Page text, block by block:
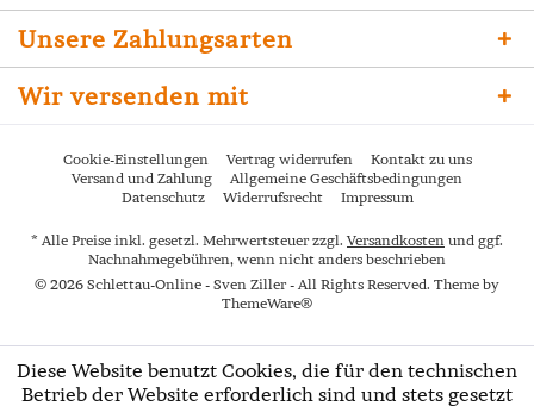
Unsere Zahlungsarten
Wir versenden mit
Cookie-Einstellungen Vertrag widerrufen
Kontakt zu uns
Versand und Zahlung
Allgemeine Geschäftsbedingungen
Datenschutz
Widerrufsrecht Impressum
* Alle Preise inkl. gesetzl. Mehrwertsteuer zzgl. Versandkosten und ggf.
Nachnahmegebühren, wenn nicht anders beschrieben
© 2026 Schlettau-Online - Sven Ziller - All Rights Reserved. Theme by
ThemeWare®
Diese Website benutzt Cookies, die für den technischen
Betrieb der Website erforderlich sind und stets gesetzt